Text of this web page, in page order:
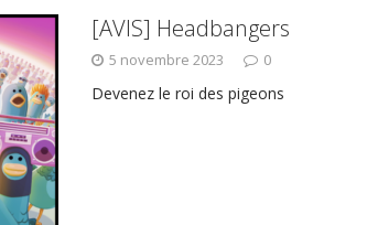
[AVIS] Headbangers
5 novembre 2023 0
Devenez le roi des pigeons